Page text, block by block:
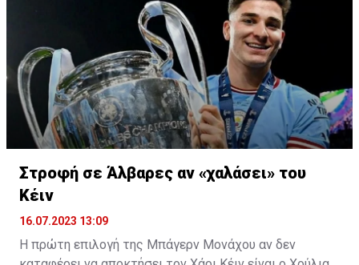
Στροφή σε Άλβαρες αν «χαλάσει» του
Κέιν
16.07.2023 13:09
Η πρώτη επιλογή της Μπάγερν Μονάχου αν δεν